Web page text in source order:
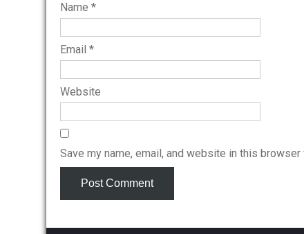
Name *
Email *
Website
Save my name, email, and website in this